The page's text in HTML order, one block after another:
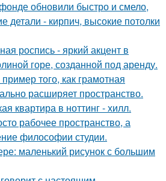
обновили быстро и смело,
детали - кирпич, высокие потолки
роспись - яркий акцент в
горе, созданной под аренду.
того, как грамотная
расширяет пространство.
квартира в ноттинг - хилл.
рабочее пространство, а
философии студии.
маленький рисунок с большим